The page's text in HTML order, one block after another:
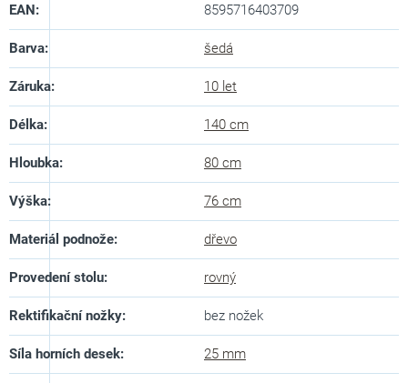
EAN: 8595716403709
Barva: šedá
Záruka: 10 let
Délka: 140 cm
Hloubka: 80 cm
Výška: 76 cm
Materiál podnože: dřevo
Provedení stolu: rovný
Rektifikační nožky: bez nožek
Síla horních desek: 25 mm